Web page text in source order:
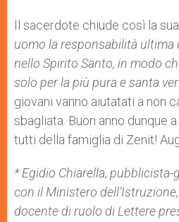
Il sacerdote chiude così la
uomo la responsabilità
nello Spirito Santo, in modo
solo per la più pura e santa
giovani vanno aiutatati a non
sbagliata. Buon anno dunque
tutti della famiglia di Zenit!
* Egidio Chiarella, pubblicista-
con il Ministero dell’Istruzione,
docente di ruolo di Lettere